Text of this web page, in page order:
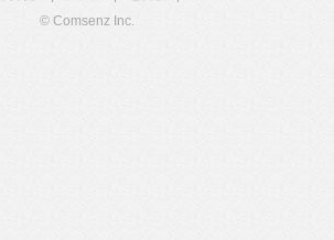
© Comsenz Inc.